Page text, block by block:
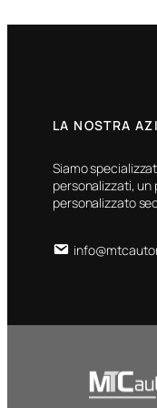
LA NOSTRA
Siamo
personalizzati,
personalizzato